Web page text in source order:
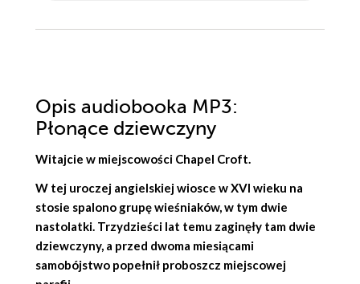
Opis audiobooka MP3:
Płonące dziewczyny
Witajcie w miejscowości Chapel Croft.
W tej uroczej angielskiej wiosce w XVI wieku na
stosie spalono grupę wieśniaków, w tym dwie
nastolatki. Trzydzieści lat temu zaginęły tam dwie
dziewczyny, a przed dwoma miesiącami
samobójstwo popełnił proboszcz miejscowej